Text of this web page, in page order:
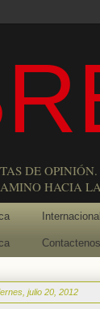
DE
HACIA
Contactenos
julio 20, 2012